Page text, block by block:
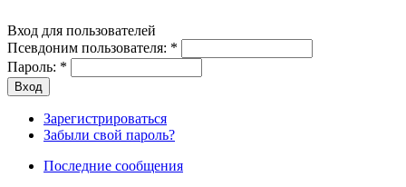
Вход для пользователей
Псевдоним пользователя: *
Пароль: *
Зарегистрироваться
Забыли свой пароль?
Последние сообщения